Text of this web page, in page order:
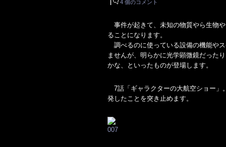
|
4 個のコメント
事件が起きて、未知の物質やら生物
ることになります。
調べるのに使っている設備の機能や
ませんが、明らかに光学顕微鏡だった
かな、といったものが登場します。
7話「ギャラクターの大航空ショー」
発したことを突き止めます。